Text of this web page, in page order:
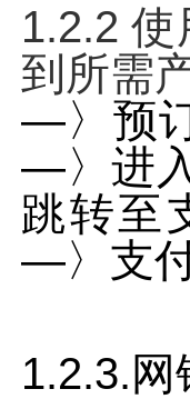
1.2.2
到所需
—〉预
—〉进
跳转至
—〉支
1.2.3.